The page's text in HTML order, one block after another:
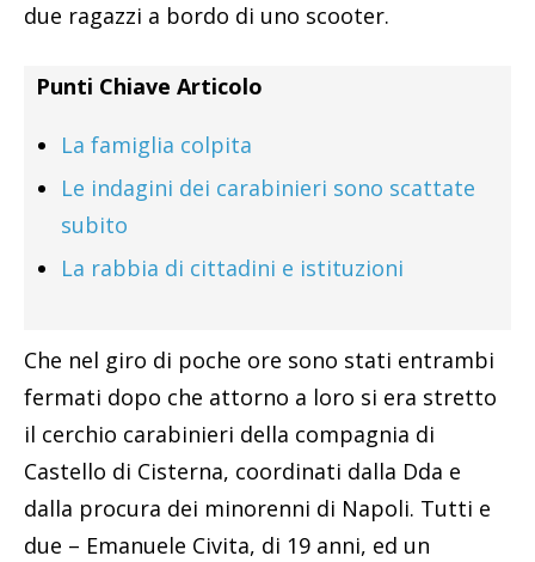
due ragazzi a bordo di uno scooter.
Punti Chiave Articolo
La famiglia colpita
Le indagini dei carabinieri sono scattate
subito
La rabbia di cittadini e istituzioni
Che nel giro di poche ore sono stati entrambi
fermati dopo che attorno a loro si era stretto
il cerchio carabinieri della compagnia di
Castello di Cisterna, coordinati dalla Dda e
dalla procura dei minorenni di Napoli. Tutti e
due – Emanuele Civita, di 19 anni, ed un